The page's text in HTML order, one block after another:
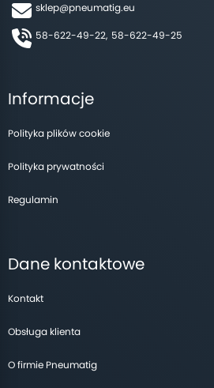
sklep@pneumatig.eu
58-622-49-22, 58-622-49-25
Informacje
Polityka plików cookie
Polityka prywatności
Regulamin
Dane kontaktowe
Kontakt
Obsługa klienta
O firmie Pneumatig